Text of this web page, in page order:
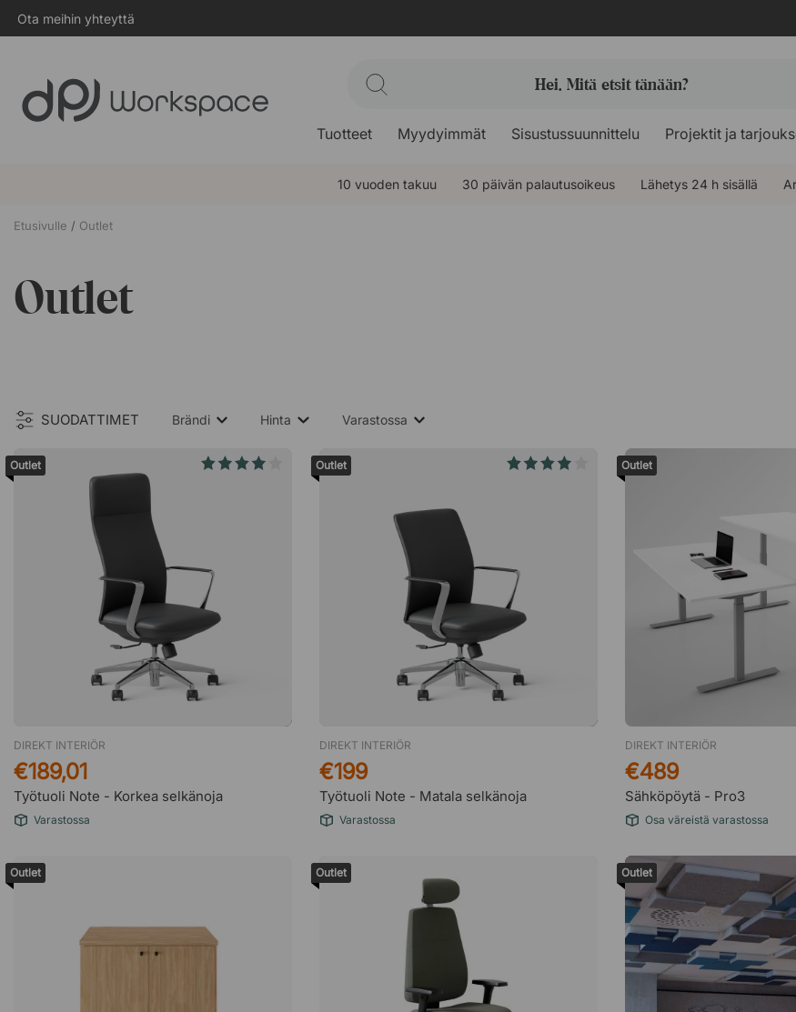
Ota meihin yhteyttä
Tuotteet Myydyimmät Sisustussuunnittelu Projektit ja
10 vuoden takuu 30 päivän palautusoikeus Lähetys 24 h sisällä
Etusivulle Outlet
Outlet
SUODATTIMET Brändi Hinta Varastossa
Outlet
DIREKT INTERIÖR
Työtuoli Note - Korkea selkänoja
€189,01
Varastossa
Outlet
DIREKT INTERIÖR
Työtuoli Note - Matala selkänoja
€199
Varastossa
Outlet
DIREKT INTERIÖR
Sähköpöytä - Pro3
€489
Osa väreistä varastossa
Outlet Outlet Outlet